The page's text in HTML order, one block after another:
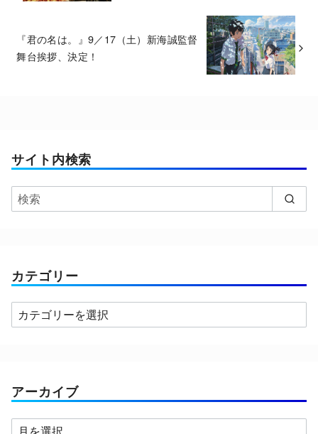
『君の名は。』9／17（土）新海誠監督
舞台挨拶、決定！
サイト内検索
カテゴリー
カ
テ
ー
アーカイブ
ア